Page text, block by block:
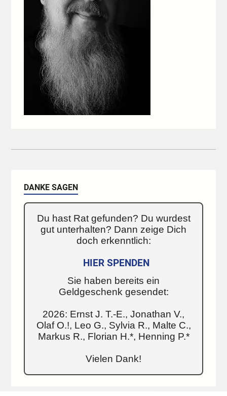
DANKE SAGEN
Du hast Rat gefunden? Du wurdest
gut unterhalten? Dann zeige Dich
doch erkenntlich:
HIER SPENDEN
Sie haben bereits ein
Geldgeschenk gesendet:
2026: Ernst J. T.-E., Jonathan V.,
Olaf O.!, Leo G., Sylvia R., Malte C.,
Markus R., Florian H.*, Henning P.*
Vielen Dank!